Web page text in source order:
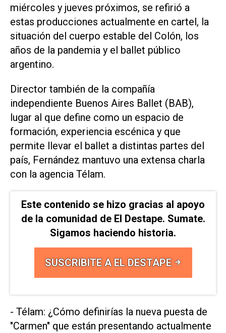
miércoles y jueves próximos, se refirió a
estas producciones actualmente en cartel, la
situación del cuerpo estable del Colón, los
años de la pandemia y el ballet público
argentino.
Director también de la compañía
independiente Buenos Aires Ballet (BAB),
lugar al que define como un espacio de
formación, experiencia escénica y que
permite llevar el ballet a distintas partes del
país, Fernández mantuvo una extensa charla
con la agencia Télam.
Este contenido se hizo gracias al apoyo
de la comunidad de El Destape. Sumate.
Sigamos haciendo historia.
SUSCRIBITE A EL DESTAPE
- Télam: ¿Cómo definirías la nueva puesta de
"Carmen" que están presentando actualmente